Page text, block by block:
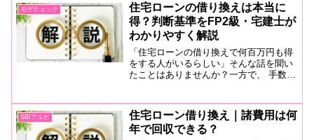
モゲチェック
住宅ローンの借り換えは本当に
得？判断基準をFP2級・宅建士が
わかりやすく解説
「住宅ローンの借り換えで何百万円も得
をする人がいるらしい」そんな話を聞い
たことはありませんか？一方で、 手数料
人も多いでしょう。HOMEくんHOMEく
ん「先生、借り...
SBIアルヒ
住宅ローン借り換え｜諸費用は何
年で回収できる？